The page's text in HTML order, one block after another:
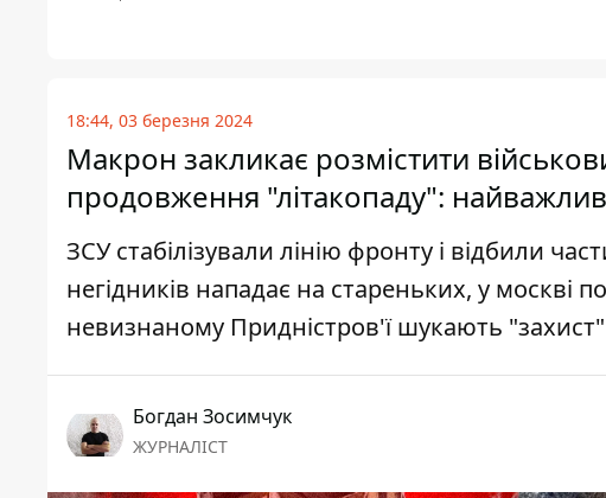
18:44, 03 березня 2024
Макрон закликає розмістити
продовження "літакопаду":
ЗСУ стабілізували лінію фронту і відбили
негідників нападає на стареньких, у москві
невизнаному Придністров'ї шукають "захист"
Богдан Зосимчук
ЖУРНАЛІСТ